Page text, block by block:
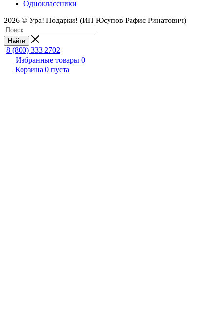
Одноклассники
2026 © Ура! Подарки! (ИП Юсупов Рафис Ринатович)
Найти
8 (800) 333 2702
Избранные товары 0
Корзина 0 пуста